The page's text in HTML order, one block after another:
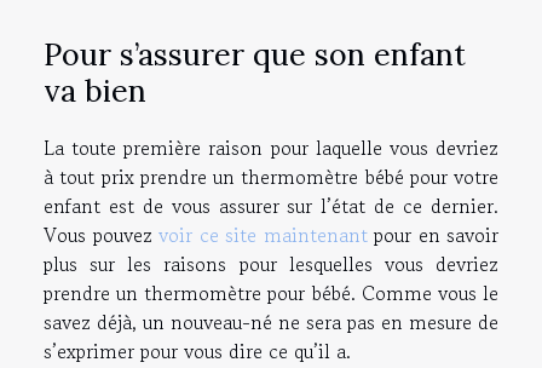
Pour s’assurer que son enfant
va bien
La toute première raison pour laquelle vous devriez
à tout prix prendre un thermomètre bébé pour votre
enfant est de vous assurer sur l’état de ce dernier.
Vous pouvez voir ce site maintenantpour en savoir
plus sur les raisons pour lesquelles vous devriez
prendre un thermomètre pour bébé. Comme vous le
savez déjà, un nouveau-né ne sera pas en mesure de
s’exprimer pour vous dire ce qu’il a.